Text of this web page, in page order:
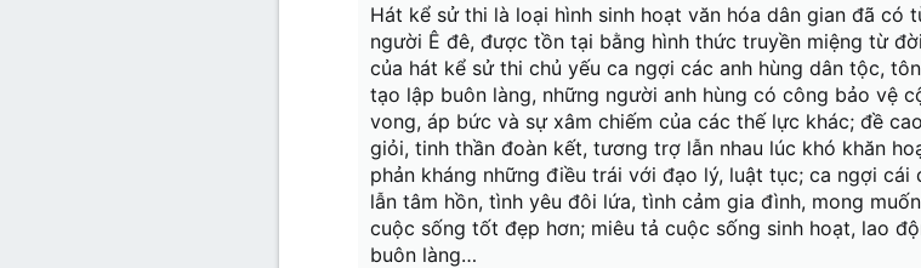
Hát kể sử thi là loại hình sinh hoạt văn hóa dân gian đã có
người Ê đê, được tồn tại bằng hình thức truyền miệng từ
của hát kể sử thi chủ yếu ca ngợi các anh hùng dân tộc,
tạo lập buôn làng, những người anh hùng có công bảo vệ
vong, áp bức và sự xâm chiếm của các thế lực khác; đề
giỏi, tinh thần đoàn kết, tương trợ lẫn nhau lúc khó khăn
phản kháng những điều trái với đạo lý, luật tục; ca ngợi cái
lẫn tâm hồn, tình yêu đôi lứa, tình cảm gia đình, mong
cuộc sống tốt đẹp hơn; miêu tả cuộc sống sinh hoạt, lao
buôn làng…